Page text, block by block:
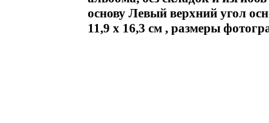
основу Левый верхний угол
11,9 х 16,3 см , размеры